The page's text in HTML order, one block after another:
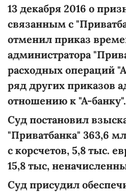
13 декабря 2016 о
связанным с
отменил приказ
администратора
расходных операций
ряд других приказов
отношению к "А-банку".
Суд постановил
"Приватбанка" 363,6
с корсчетов, 5,8 тыс.
15,8 тыс,
Суд присудил